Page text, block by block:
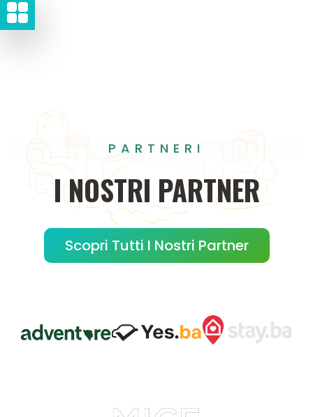
PARTNERI
INOSTRI PARTNER
Scopri Tutti I Nostri Partner